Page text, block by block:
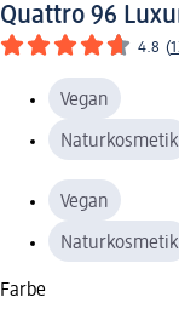
Quattro 96
4.8 (
Vegan
Naturkosmetik
Vegan
Naturkosmetik
Farbe